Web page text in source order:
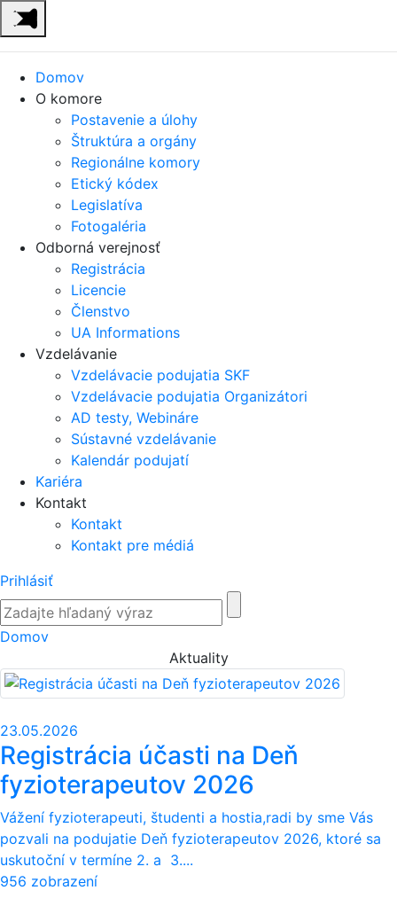
Domov
O komore
Postavenie a úlohy
Štruktúra a orgány
Regionálne komory
Etický kódex
Legislatíva
Fotogaléria
Odborná verejnosť
Registrácia
Licencie
Členstvo
UA Informations
Vzdelávanie
Vzdelávacie podujatia SKF
Vzdelávacie podujatia Organizátori
AD testy, Webináre
Sústavné vzdelávanie
Kalendár podujatí
Kariéra
Kontakt
Kontakt
Kontakt pre médiá
Prihlásiť
Domov
Aktuality
23.05.2026
Registrácia účasti na Deň
fyzioterapeutov 2026
Vážení fyzioterapeuti, študenti a hostia,radi by sme Vás
pozvali na podujatie Deň fyzioterapeutov 2026, ktoré sa
uskutoční v termíne 2. a 3....
956 zobrazení